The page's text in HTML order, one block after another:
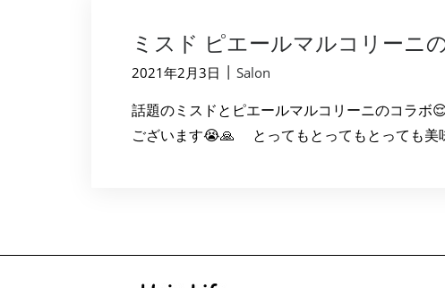
ミスド ピエールマルコリーニ
2021年2月3日 | Salon
話題のミスドとピエールマルコリーニのコラボ
ございます😭🙏 とってもとってもとっても美